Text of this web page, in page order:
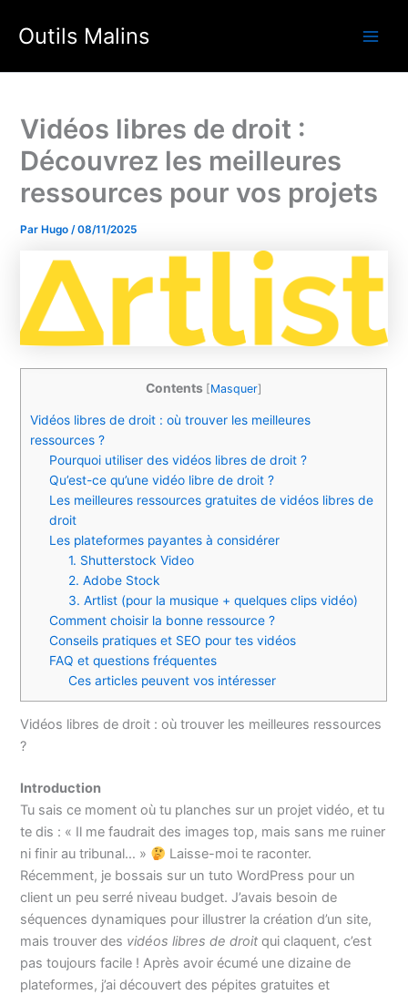
Outils Malins
Vidéos libres de droit :
Découvrez les meilleures
ressources pour vos projets
ParHugo /08/11/2025
Contents [Masquer]
Vidéos libres de droit : où trouver les meilleures
ressources ?
Pourquoi utiliser des vidéos libres de droit ?
Qu’est-ce qu’une vidéo libre de droit ?
Les meilleures ressources gratuites de vidéos libres de
droit
Les plateformes payantes à considérer
1. Shutterstock Video
2. Adobe Stock
3. Artlist (pour la musique + quelques clips vidéo)
Comment choisir la bonne ressource ?
Conseils pratiques et SEO pour tes vidéos
FAQ et questions fréquentes
Ces articles peuvent vos intéresser
Vidéos libres de droit : où trouver les meilleures ressources
?
Introduction
Tu sais ce moment où tu planches sur un projet vidéo, et tu
te dis : « Il me faudrait des images top, mais sans me ruiner
ni finir au tribunal… »
Laisse-moi te raconter.
Récemment, je bossais sur un tuto WordPress pour un
client un peu serré niveau budget. J’avais besoin de
séquences dynamiques pour illustrer la création d’un site,
mais trouver des vidéos libres de droit qui claquent, c’est
pas toujours facile ! Après avoir écumé une dizaine de
plateformes, j’ai découvert des pépites gratuites et